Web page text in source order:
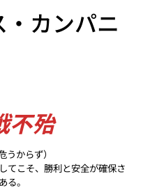
・カンパニ
不殆
うからず）
てこそ、勝利と安全が確保さ
る。